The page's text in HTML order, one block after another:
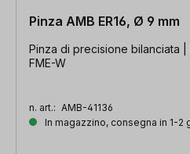
Pinza AMB ER16, Ø 9 mm
Pinza di precisione bilanciata |
FME-W
n. art.: AMB-41136
In magazzino, consegna in 1-2